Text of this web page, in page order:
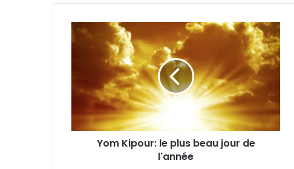
Yom Kipour: le plus beau jour de
l'année